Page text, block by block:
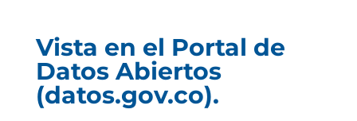
Vista en el Portal de
Datos Abiertos
(datos.gov.co).